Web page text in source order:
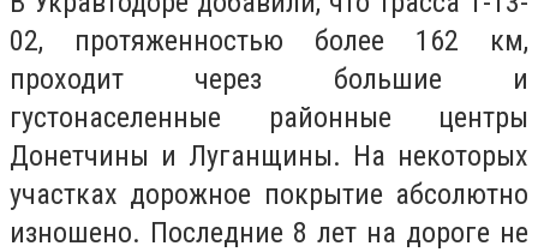
02, протяженностью более 162 км,
проходит через большие и
густонаселенные районные центры
Донетчины и Луганщины. На некоторых
участках дорожное покрытие абсолютно
изношено. Последние 8 лет на дороге не